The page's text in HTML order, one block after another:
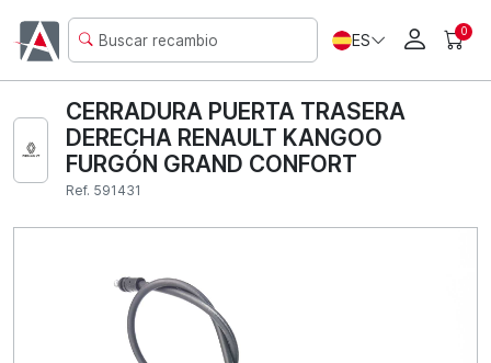
ES 0
CERRADURA PUERTA TRASERA
DERECHA RENAULT KANGOO
FURGÓN GRAND CONFORT
Ref. 591431